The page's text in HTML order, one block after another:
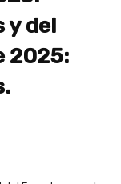
y del
2025: